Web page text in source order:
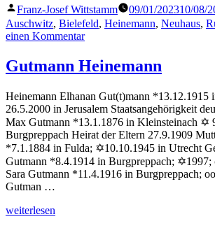
Veröffentlicht
von
Franz-Josef Wittstamm 09/01/202310/08/
Auschwitz, Bielefeld, Heinemann, Neuhaus,
einen Kommentarzu
Ruth
Gutmann Heinemann
Heinemann Elhanan Gut(t)mann *13.12.1915
26.5.2000 in Jerusalem Staatsangehörigkeit
Max Gutmann *13.1.1876 in Kleinsteinach ✡
Burgpreppach Heirat der Eltern 27.9.1909
*7.1.1884 in Fulda; ✡10.10.1945 in Utrecht
Gutmann *8.4.1914 in Burgpreppach; ✡1997;
Sara Gutmann *11.4.1916 in Burgpreppach;
Gutman …
„Gutmann
weiterlesen